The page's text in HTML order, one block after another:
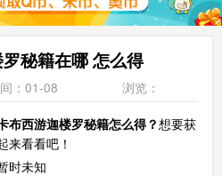
秘籍在哪 怎么得
：01-08 浏览：
布西游迦楼罗秘籍怎么得？想要获
来看看吧！
时未知